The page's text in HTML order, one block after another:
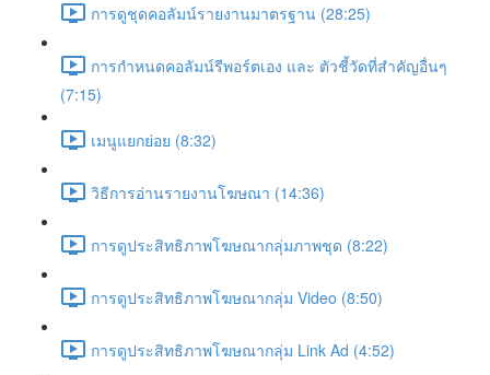
การดูชุดคอลัมน์รายงานมาตรฐาน (28:25)
การกำหนดคอลัมน์รีพอร์ตเอง และ ตัวชี้วัดที่สำคัญอื่นๆ
(7:15)
เมนูแยกย่อย (8:32)
วิธีการอ่านรายงานโฆษณา (14:36)
การดูประสิทธิภาพโฆษณากลุ่มภาพชุด (8:22)
การดูประสิทธิภาพโฆษณากลุ่ม Video (8:50)
การดูประสิทธิภาพโฆษณากลุ่ม Link Ad (4:52)